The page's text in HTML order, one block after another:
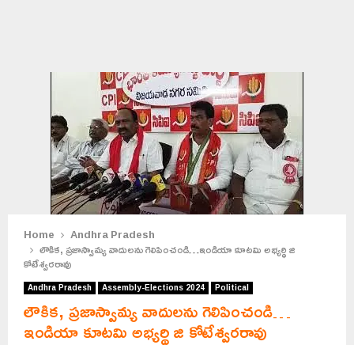
Home Andhra Pradesh
లౌకిక, ప్రజాస్వామ్య వాదులను గెలిపించండి…ఇండియా కూటమి అభ్యర్థి జి
కోటేశ్వరరావు
Andhra Pradesh Assembly-Elections 2024 Political
లౌకిక, ప్రజాస్వామ్య వాదులను గెలిపించండి…
ఇండియా కూటమి అభ్యర్థి జి కోటేశ్వరరావు